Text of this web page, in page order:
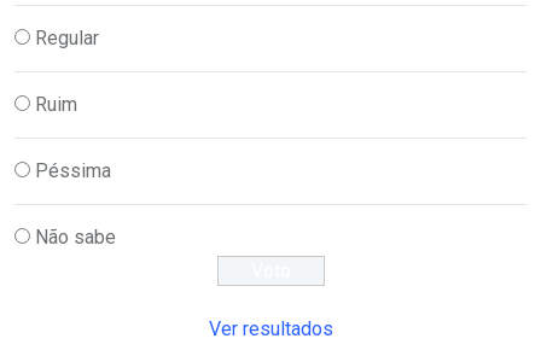
Regular
Ruim
Péssima
Não sabe
Ver resultados